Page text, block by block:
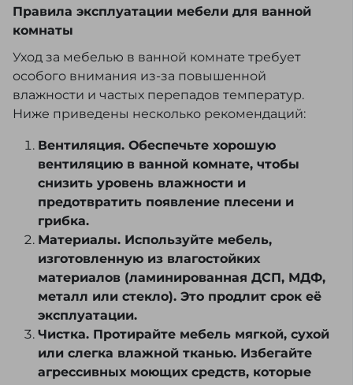
Правила эксплуатации мебели для ванной
комнаты
Уход за мебелью в ванной комнате требует
особого внимания из-за повышенной
влажности и частых перепадов температур.
Ниже приведены несколько рекомендаций:
Вентиляция. Обеспечьте хорошую
вентиляцию в ванной комнате, чтобы
снизить уровень влажности и
предотвратить появление плесени и
грибка.
Материалы. Используйте мебель,
изготовленную из влагостойких
материалов (ламинированная ДСП, МДФ,
металл или стекло). Это продлит срок её
эксплуатации.
Чистка. Протирайте мебель мягкой, сухой
или слегка влажной тканью. Избегайте
агрессивных моющих средств, которые